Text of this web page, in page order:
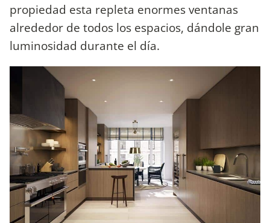
propiedad esta repleta enormes ventanas
alrededor de todos los espacios, dándole gran
luminosidad durante el día.